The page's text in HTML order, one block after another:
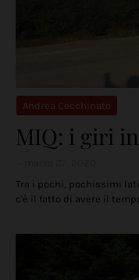
Andrea Cecchinato
MIQ: i giri
Tra i pochi, pochissimi
c'è il fatto di avere il